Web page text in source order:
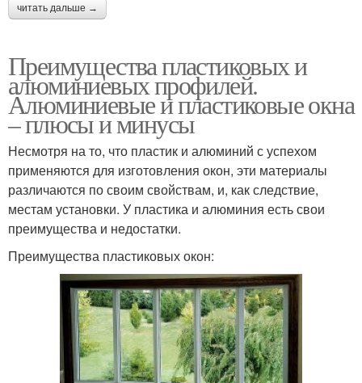
читать дальше →
Преимущества пластиковых и
алюминиевых профилей.
Алюминиевые и пластиковые окна
– плюсы и минусы
Несмотря на то, что пластик и алюминий с успехом
применяются для изготовления окон, эти материалы
различаются по своим свойствам, и, как следствие,
местам установки. У пластика и алюминия есть свои
преимущества и недостатки.
Преимущества пластиковых окон: